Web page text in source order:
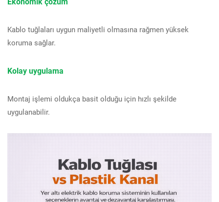
Kablo tuğlaları uygun maliyetli olmasına rağmen yüksek
koruma sağlar.
Kolay uygulama
Montaj işlemi oldukça basit olduğu için hızlı şekilde
uygulanabilir.